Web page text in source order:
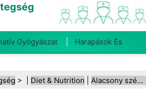
Gyógyászat Harapások És
És Táplálkozás Családi
> | Diet & Nutrition Alacsony szénhidráttartalmú diéták